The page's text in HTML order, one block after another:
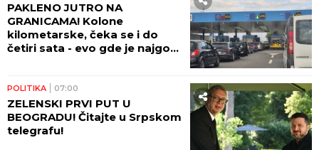
PAKLENO JUTRO NA
GRANICAMA! Kolone
kilometarske, čeka se i do
četiri sata - evo gde je najgora
POLITIKA 07:00
ZELENSKI PRVI PUT U
BEOGRADU! Čitajte u Srpskom
telegrafu!